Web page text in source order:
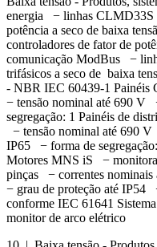
energia − linhas CLMD33S
potência a seco de baixa
controladores de fator de
comunicação ModBus −
trifásicos a seco de baixa
- NBR IEC 60439-1
− tensão nominal até 690 V
segregação: 1 Painéis de
− tensão nominal até 690
IP65 − forma de
Motores MNS iS −
pinças − correntes
− grau de proteção até IP54
conforme IEC 61641
monitor de arco elétrico